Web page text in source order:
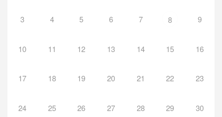
3 4 5 6 7 8 9
10 11 12 13 14 15 16
17 18 19 20 21 22 23
24 25 26 27 28 29 30